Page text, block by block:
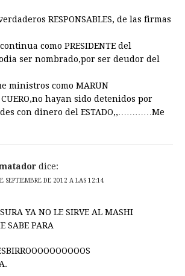
RESPONSABLES, de las firmas
como PRESIDENTE del
ser nombrado,por ser deudor del
ministros como MARUN
CUERO,no hayan sido detenidos por
con dinero del ESTADO,,…………Me
dice:
SEPTIEMBRE DE 2012 A LAS 12:14
YA NO LE SIRVE AL MASHI
SABE PARA